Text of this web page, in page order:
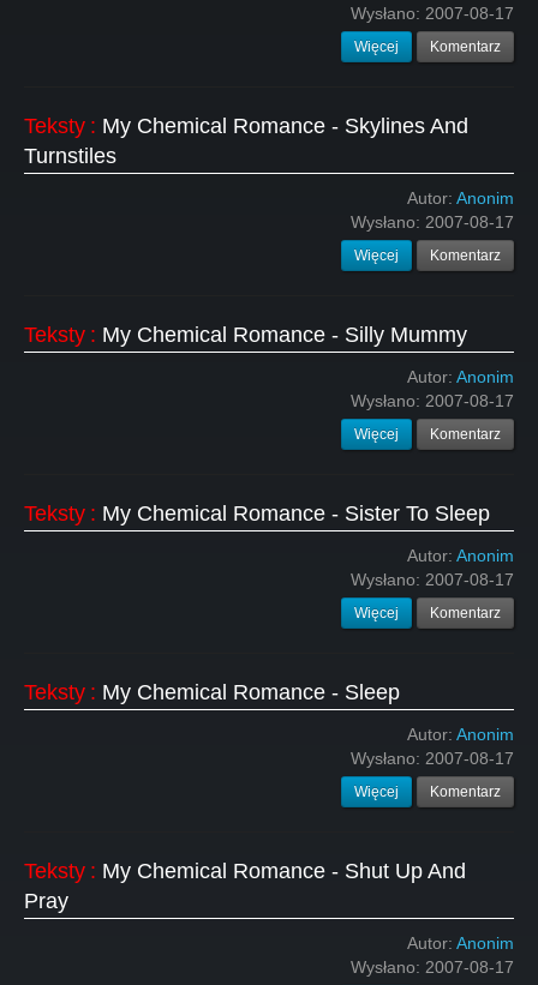
Wysłano: 2007-08-17
Więcej Komentarz
Teksty : My Chemical Romance - Skylines And
Turnstiles
Autor: Anonim
Wysłano: 2007-08-17
Więcej Komentarz
Teksty : My Chemical Romance - Silly Mummy
Autor: Anonim
Wysłano: 2007-08-17
Więcej Komentarz
Teksty : My Chemical Romance - Sister To Sleep
Autor: Anonim
Wysłano: 2007-08-17
Więcej Komentarz
Teksty : My Chemical Romance - Sleep
Autor: Anonim
Wysłano: 2007-08-17
Więcej Komentarz
Teksty : My Chemical Romance - Shut Up And
Pray
Autor: Anonim
Wysłano: 2007-08-17